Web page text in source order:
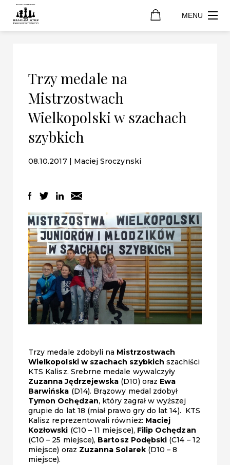
MENU
Trzy medale na
Mistrzostwach
Wielkopolski w szachach
szybkich
08.10.2017 | Maciej Sroczynski
Trzy medale zdobyli na Mistrzostwach
Wielkopolski w szachach szybkich szachiści
KTS Kalisz. Srebrne medale wywalczyły
Zuzanna Jędrzejewska (D10) oraz Ewa
Barwińska (D14). Brązowy medal zdobył
Tymon Ochędzan, który zagrał w wyższej
grupie do lat 18 (miał prawo gry do lat 14). KTS
Kalisz reprezentowali również: Maciej
Kozłowski (C10 – 11 miejsce), Filip Ochędzan
(C10 – 25 miejsce), Bartosz Podębski (C14 – 12
miejsce) oraz Zuzanna Solarek(D10 – 8
miejsce).